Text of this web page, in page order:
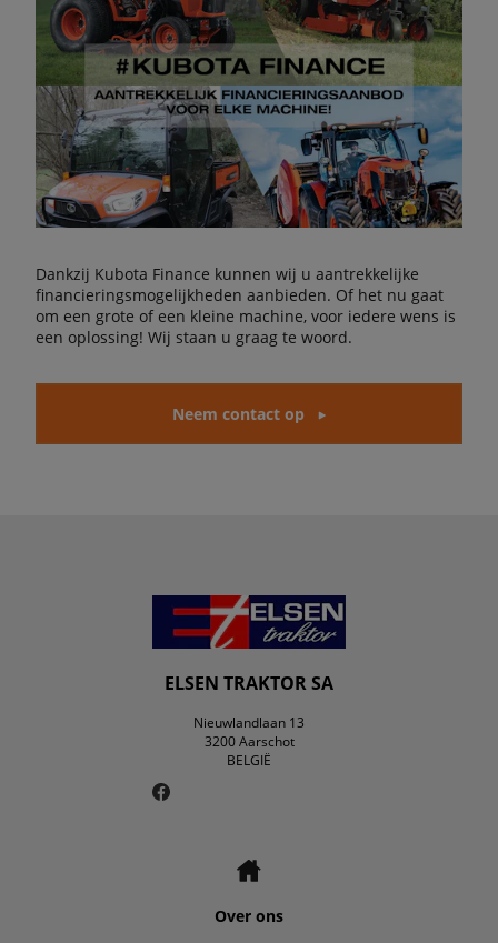
Dankzij Kubota Finance kunnen wij u aantrekkelijke
financieringsmogelijkheden aanbieden. Of het nu gaat
om een grote of een kleine machine, voor iedere wens is
een oplossing! Wij staan u graag te woord.
Neem contact op
ELSEN TRAKTOR SA
Nieuwlandlaan 13
3200 Aarschot
BELGIË
Over ons